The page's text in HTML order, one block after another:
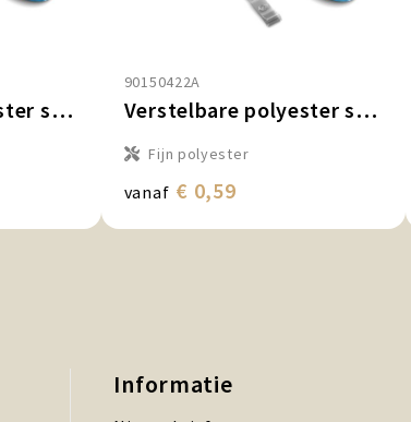
Verstelbare polyester sublimatiekeycord met badge‑reel
90150422A
Verstelbare polyester sublimatiekeycord met badge‑reel
Fijn polyester
vanaf € 0,59
Informatie